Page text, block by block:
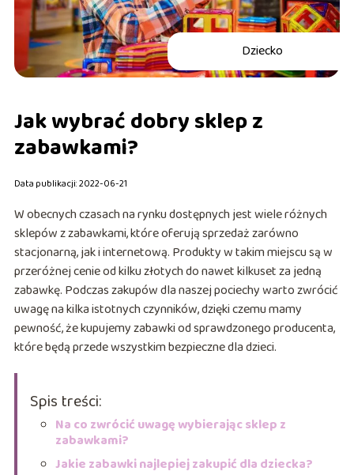
Dziecko
Jak wybrać dobry sklep z
zabawkami?
Data publikacji: 2022-06-21
W obecnych czasach na rynku dostępnych jest wiele różnych
sklepów z zabawkami, które oferują sprzedaż zarówno
stacjonarną, jak i internetową. Produkty w takim miejscu są w
przeróżnej cenie od kilku złotych do nawet kilkuset za jedną
zabawkę. Podczas zakupów dla naszej pociechy warto zwrócić
uwagę na kilka istotnych czynników, dzięki czemu mamy
pewność, że kupujemy zabawki od sprawdzonego producenta,
które będą przede wszystkim bezpieczne dla dzieci.
Spis treści:
Na co zwrócić uwagę wybierając sklep z
zabawkami?
Jakie zabawki najlepiej zakupić dla dziecka?